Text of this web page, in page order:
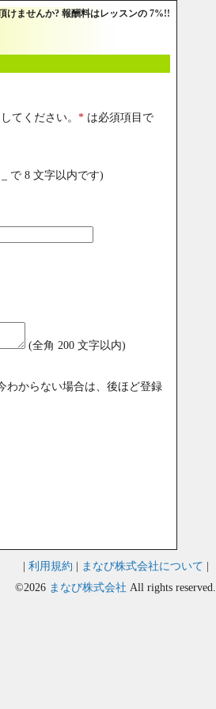
けませんか? 報酬料はレッスンの 7%!!
てください。 * は必須項目で
で 8 文字以内です)
(全角 200 文字以内)
わからない場合は、後ほど登録
| 利用規約 | まなび株式会社について |
©2026 まなび株式会社 All rights reserved.